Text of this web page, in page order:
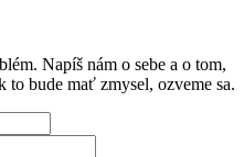
Napíš nám o sebe a o tom,
bude mať zmysel, ozveme sa.